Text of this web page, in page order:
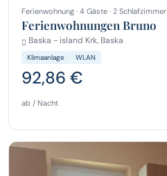
Ferienwohnung · 4 Gäste · 2 Schlafzimmer
Ferienwohnungen Bruno
Baska - island Krk, Baska
Klimaanlage WLAN
92,86 €
ab / Nacht